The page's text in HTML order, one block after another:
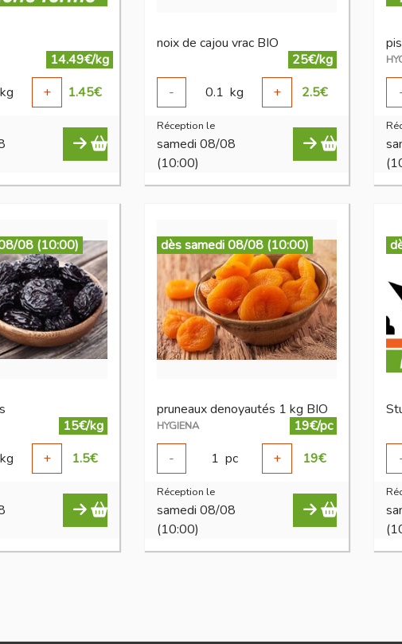
14.49€/kg
kg + 1.45€
noix de cajou vrac BIO
25€/kg
-
0.1 kg + 2.5€
Réception le
samedi 08/08
(10:00)
08 (10:00)
15€/kg
kg + 1.5€
dès samedi 08/08 (10:00)
pruneaux denoyautés 1 kg BIO
HYGIENA
19€/pc
-
1 pc + 19€
Réception le
samedi 08/08
(10:00)